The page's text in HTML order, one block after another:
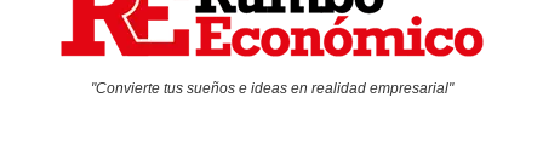
"Convierte tus sueños e ideas en realidad empresarial"